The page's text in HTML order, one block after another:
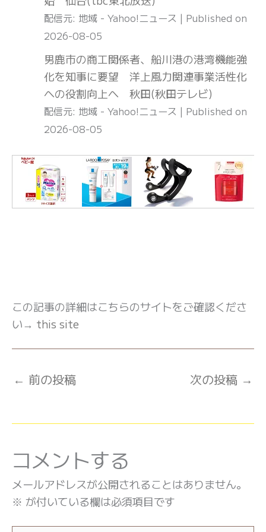
配信元: 地域 - Yahoo!ニュース
Published on
2026-08-05
男鹿市の商工関係者、船川港の港湾機能強
化を知事に要望 洋上風力関連事業活性化
への役割向上へ 秋田(秋田テレビ)
配信元: 地域 - Yahoo!ニュース
Published on
2026-08-05
この記事の詳細はこちらのサイトをご確認くださ
い→ this site
← 前の投稿 次の投稿 →
コメントする
メールアドレスが公開されることはありません。
※ が付いている欄は必須項目です